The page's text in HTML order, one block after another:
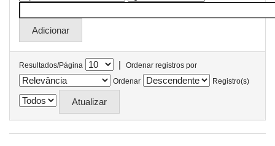
Resultados/Página |
Ordenar registros por
Ordenar
Registro(s)